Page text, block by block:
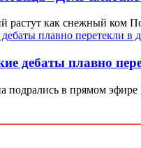
растут как снежный ком
дебаты плавно
подрались в прямом